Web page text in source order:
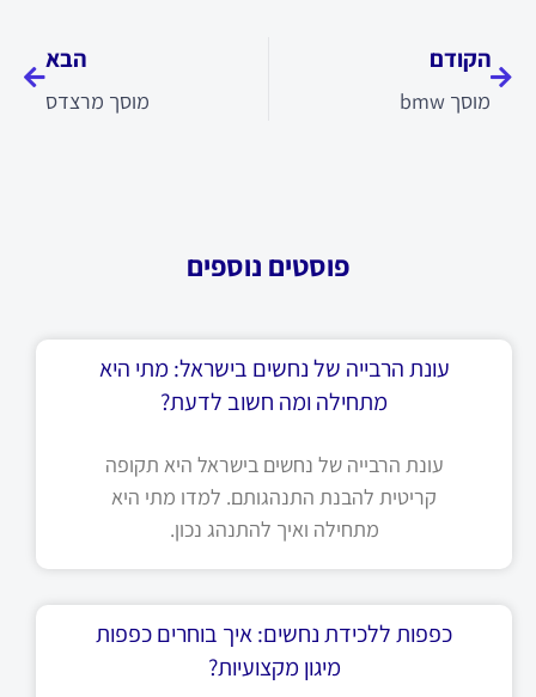
הקודם
מוסך bmw
הבא
מוסך מרצדס
פוסטים נוספים
עונת הרבייה של נחשים בישראל: מתי היא
מתחילה ומה חשוב לדעת?
עונת הרבייה של נחשים בישראל היא תקופה
קריטית להבנת התנהגותם. למדו מתי היא
מתחילה ואיך להתנהג נכון.
כפפות ללכידת נחשים: איך בוחרים כפפות
מיגון מקצועיות?